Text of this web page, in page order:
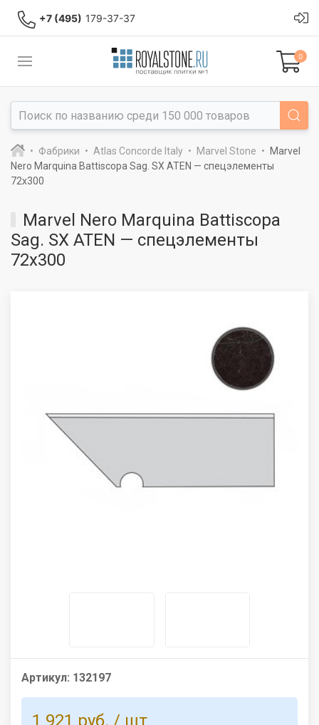
+7 (495) 179-37-37
0
Фабрики Atlas Concorde Italy Marvel Stone
Marvel
Nero Marquina Battiscopa Sag. SX ATEN — спецэлементы
72x300
Marvel Nero Marquina Battiscopa
Sag. SX ATEN — спецэлементы
72x300
Артикул: 132197
1 921 руб. / шт